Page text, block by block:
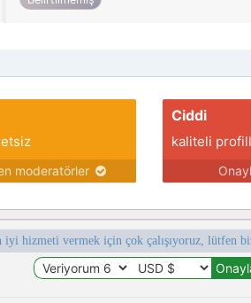
moderatörler
Ciddi
kaliteli
iyi hizmeti vermek için çok çalışıyoruz, lütfen